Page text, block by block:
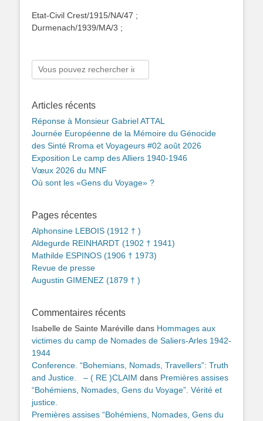
Etat-Civil Crest/1915/NA/47 ;
Durmenach/1939/MA/3 ;
Rechercher :
Articles récents
Réponse à Monsieur Gabriel ATTAL
Journée Européenne de la Mémoire du Génocide
des Sinté Rroma et Voyageurs #02 août 2026
Exposition Le camp des Alliers 1940-1946
Vœux 2026 du MNF
Où sont les «Gens du Voyage» ?
Pages récentes
Alphonsine LEBOIS (1912 † )
Aldegurde REINHARDT (1902 † 1941)
Mathilde ESPINOS (1906 † 1973)
Revue de presse
Augustin GIMENEZ (1879 † )
Commentaires récents
Isabelle de Sainte Maréville dans Hommages aux
victimes du camp de Nomades de Saliers-Arles 1942-
1944
Conference. “Bohemians, Nomads, Travellers”: Truth
and Justice. – ( RE )CLAIM dans Premières assises
“Bohémiens, Nomades, Gens du Voyage”. Vérité et
justice.
Premières assises “Bohémiens, Nomades, Gens du